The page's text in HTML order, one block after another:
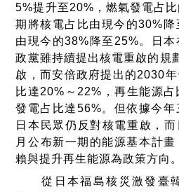
5%提升至20%，燃氣發電占
期將核電占比由現今的30%
由現今的38%降至25%。日
政黨雖持續提出核電重啟的規
啟，而安倍政府提出的2030
比達20%～22%，再生能源
發電占比達56%。但依據今
日本民眾仍反對核電重啟，
月公布新一期的能源基本計
賴與提升再生能源為政策方向。
從日本福島核災激發臺韓